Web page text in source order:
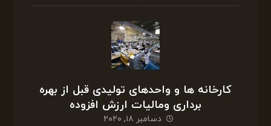
کارخانه ها و واحدهای تولیدی قبل از بهره
برداری ومالیات ارزش افزوده
دسامبر ۱۸, ۲۰۲۰